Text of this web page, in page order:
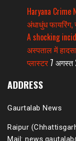
Haryana Crime
अंधाधुंध फायरिंग,
A shocking
अस्पताल में
प्लास्टर 7 अगस्त
ADDRESS
Gaurtalab News
Raipur
Mail: